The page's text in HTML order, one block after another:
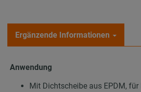
Ergänzende Informationen
Anwendung
Mit Dichtscheibe aus EPDM,